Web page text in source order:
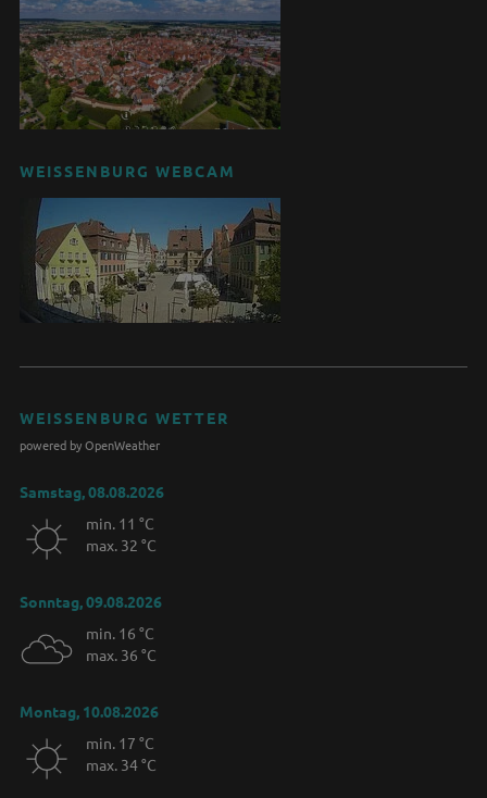
WEISSENBURG WEBCAM
WEISSENBURG WETTER
powered by OpenWeather
Samstag, 08.08.2026
min. 11 °C
max. 32 °C
Sonntag, 09.08.2026
min. 16 °C
max. 36 °C
Montag, 10.08.2026
min. 17 °C
max. 34 °C